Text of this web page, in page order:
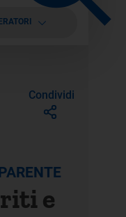
Condividi
e